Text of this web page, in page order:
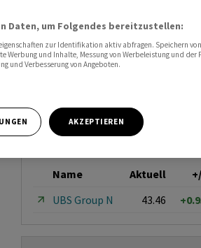
Name Aktuell
UBS Group N
43.46
Daten, um Folgendes bereitzustellen:
zur Identifikation aktiv abfragen. Speichern
Werbung und Inhalte, Messung von Werbeleistung und der
und Verbesserung von Angeboten.
AKZEPTIEREN